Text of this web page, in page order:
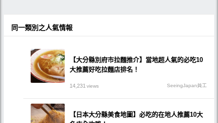
同一類別之人氣情報
【大分縣別府市拉麵推介】當地超人氣的必吃10
大推薦好吃拉麵店排名！
14,231 views SeeingJapan員工
【日本大分縣美食地圖】必吃的在地人推薦10大